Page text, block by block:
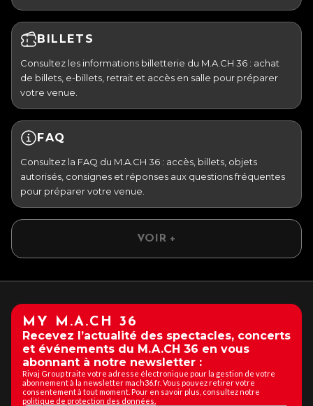
BILLETS
Consultez les informations billetterie du M.A.CH 36 : achat
de billets, e-billets, retrait et accès en salle pour préparer
votre venue.
FAQ
Consultez la FAQ du M.A.CH 36 : accès, billets, objets
autorisés, consignes et réponses aux questions fréquentes
pour préparer votre venue.
VOIR +
MY M.A.CH 36
Recevez l’actualité des spectacles, concerts
et événements du M.A.CH 36 en vous
abonnant à notre newsletter :
Rivaj Group traite votre adresse électronique pour la gestion de votre
abonnement à la newsletter mach36.fr. Vous pouvez retirer votre
consentement à tout moment. Pour en savoir plus, consultez notre
politique de protection des données.